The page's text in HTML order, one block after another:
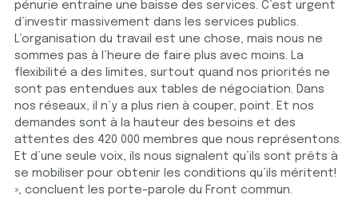
pénurie entraîne une baisse des services. C’est urgent
d’investir massivement dans les services publics.
L’organisation du travail est une chose, mais nous ne
sommes pas à l’heure de faire plus avec moins. La
flexibilité a des limites, surtout quand nos priorités ne
sont pas entendues aux tables de négociation. Dans
nos réseaux, il n’y a plus rien à couper, point. Et nos
demandes sont à la hauteur des besoins et des
attentes des 420 000 membres que nous représentons.
Et d’une seule voix, ils nous signalent qu’ils sont prêts à
se mobiliser pour obtenir les conditions qu’ils méritent!
», concluent les porte-parole du Front commun.